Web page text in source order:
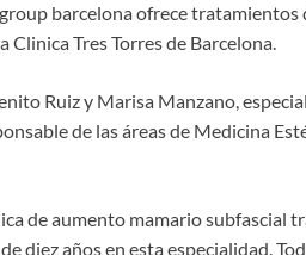
barcelona ofrece tratamientos
Tres Torres de Barcelona.
Ruiz y Marisa Manzano,
de las áreas de Medicina
de aumento mamario subfascial
diez años en esta especialidad.